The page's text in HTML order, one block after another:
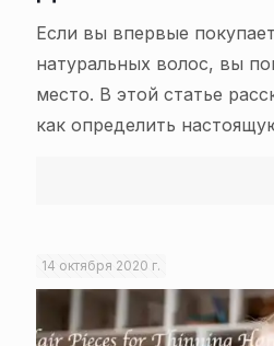
Если вы впервые
натуральных волос, вы
место. В этой статье
как определить
14 октября 2020 г.